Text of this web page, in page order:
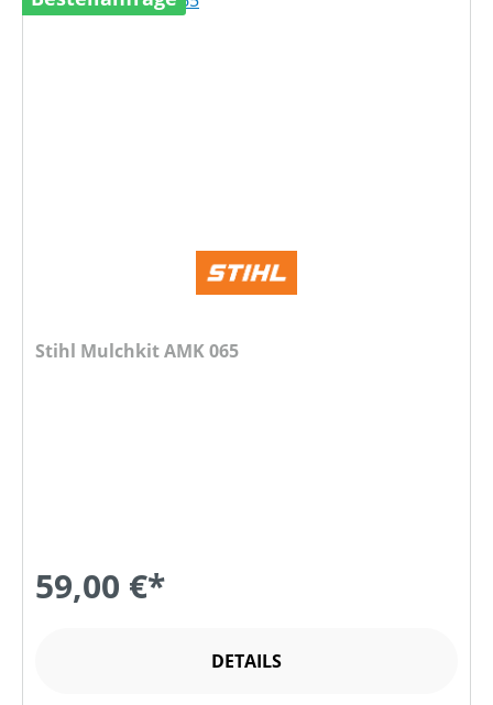
Stihl Mulchkit AMK 065
59,00 €*
DETAILS